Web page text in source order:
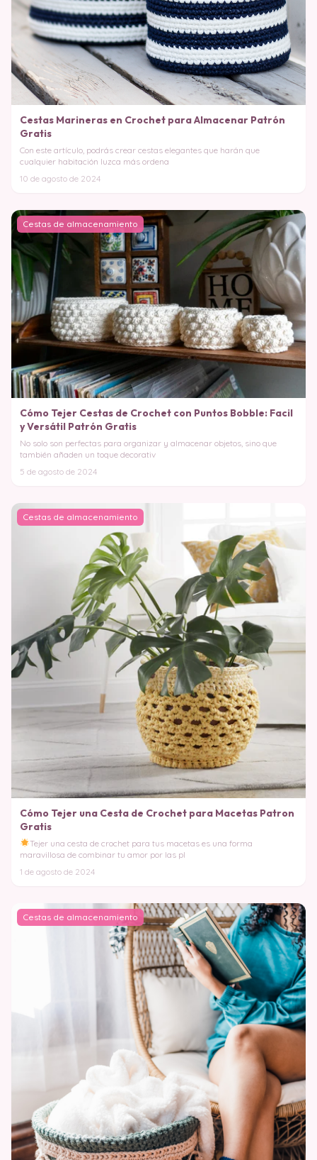
Cestas Marineras en Crochet para Almacenar Patrón
Gratis
Con este artículo, podrás crear cestas elegantes que harán que
cualquier habitación luzca más ordena
10 de agosto de 2024
Cestas de almacenamiento
Cómo Tejer Cestas de Crochet con Puntos Bobble: Facil
y Versátil Patrón Gratis
No solo son perfectas para organizar y almacenar objetos, sino que
también añaden un toque decorativ
5 de agosto de 2024
Cestas de almacenamiento
Cómo Tejer una Cesta de Crochet para Macetas Patron
Gratis
Tejer una cesta de crochet para tus macetas es una forma
maravillosa de combinar tu amor por las pl
1 de agosto de 2024
Cestas de almacenamiento